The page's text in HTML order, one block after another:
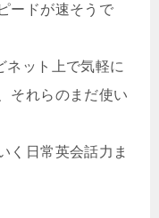
ードが速そうで
ット上で気軽に
それらのまだ使い
く日常英会話力ま